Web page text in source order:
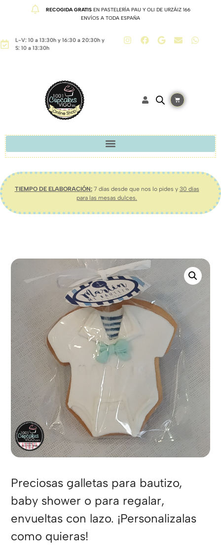
RECOGIDA GRATISEN PASTELERÍA PAU Y OLI DE URZÁIZ 166
ENVÍOS A TODA ESPAÑA
L-V: 10 a 13:30h y 16:30 a 20:30h y
S: 10 a 13:30h
TIEMPO DE ELABORACIÓN:7 días desde que nos lo pides y 30 días
para las mesas dulces.
Preciosas galletas para bautizo,
baby shower o para regalar,
envueltas con lazo. ¡Personalizalas
como quieras!